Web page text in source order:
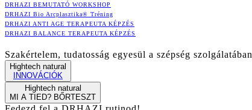
DRHAZI BEMUTATÓ WORKSHOP
DRHAZI Bio Arcplasztika® Tréning
DRHAZI ANTI AGE TERAPEUTA KÉPZÉS
DRHAZI BALANCE TERAPEUTA KÉPZÉS
Szakértelem, tudatosság egyesül a szépség szolgálatában
Hightech natural
INNOVÁCIÓK
Hightech natural
MI A TIED? BŐRTESZT